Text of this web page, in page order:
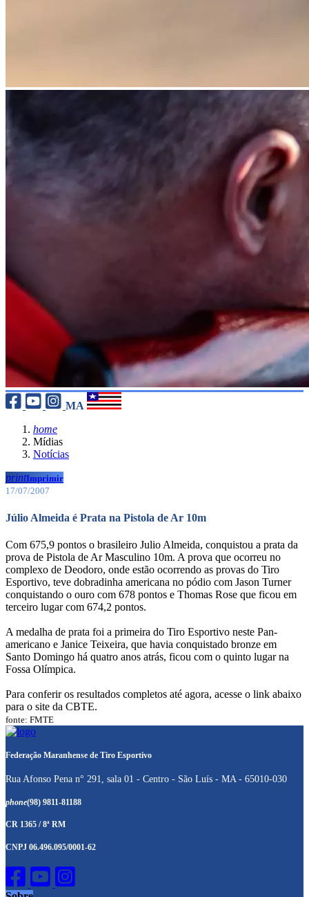
MA
home
Mídias
Notícias
printImprimir
17/07/2007
Júlio Almeida é Prata na Pistola de Ar 10m
Com 675,9 pontos o brasileiro Julio Almeida, conquistou a prata da
prova de Pistola de Ar Masculino 10m. A prova que ocorreu no
complexo de Deodoro, onde estão ocorrendo as provas do Tiro
Esportivo, teve dobradinha americana no pódio com Jason Turner
conquistando o ouro com 678 pontos e Thomas Rose que ficou em
terceiro lugar com 674,2 pontos.
A medalha de prata foi a primeira do Tiro Esportivo neste Pan-
americano e Janice Teixeira, que havia conquistado bronze em
Santo Domingo há quatro anos atrás, ficou com o quinto lugar na
Fossa Olímpica.
Para conferir os resultados completos até agora, acesse o link abaixo
para o site da CBTE.
fonte: FMTE
Federação Maranhense de Tiro Esportivo
Rua Afonso Pena n° 291, sala 01 - Centro - São Luís - MA - 65010-030
phone(98) 9811-81188
CR 1365 / 8ª RM
CNPJ 06.496.095/0001-62